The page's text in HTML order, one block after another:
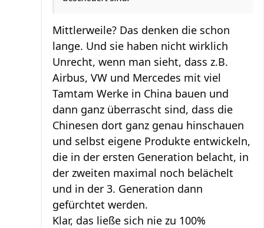
Mittlerweile? Das denken die schon
lange. Und sie haben nicht wirklich
Unrecht, wenn man sieht, dass z.B.
Airbus, VW und Mercedes mit viel
Tamtam Werke in China bauen und
dann ganz überrascht sind, dass die
Chinesen dort ganz genau hinschauen
und selbst eigene Produkte entwickeln,
die in der ersten Generation belacht, in
der zweiten maximal noch belächelt
und in der 3. Generation dann
gefürchtet werden.
Klar, das ließe sich nie zu 100%